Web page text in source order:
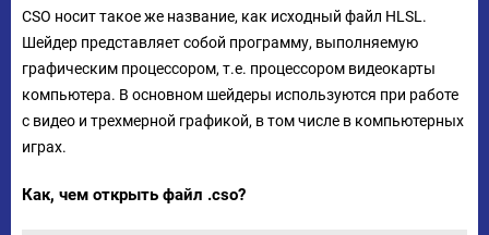
CSO носит такое же название, как исходный файл HLSL.
Шейдер представляет собой программу, выполняемую
графическим процессором, т.е. процессором видеокарты
компьютера. В основном шейдеры используются при работе
с видео и трехмерной графикой, в том числе в компьютерных
играх.
Как, чем открыть файл .cso?